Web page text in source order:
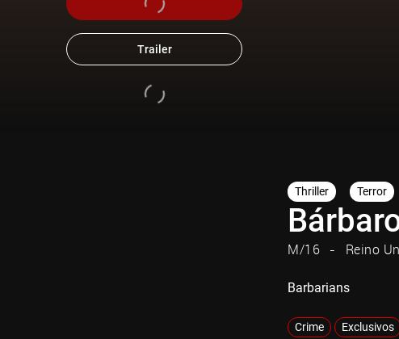
Trailer
Thriller Terror
M/16 Reino
Barbarians
Crime Exclusivos